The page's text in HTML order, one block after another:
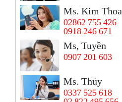
Ms. Kim Thoa
02862 755 426
0918 246 671
Ms, Tuyền
0907 201 603
Ms. Thủy
0337 525 618